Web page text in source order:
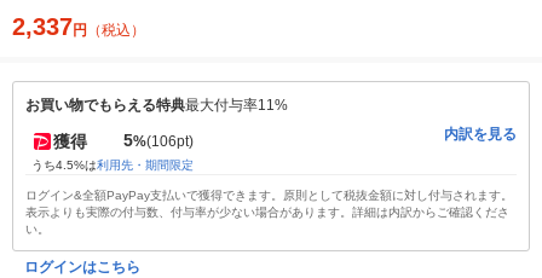
2,337円 （税込）
お買い物でもらえる特典最大付与率11%
獲得 5%(106pt)
うち4.5%は利用先・期間限定
内訳を見る
ログイン&全額PayPay支払いで獲得できます。原則として税抜金額に対し付与されます。
表示よりも実際の付与数、付与率が少ない場合があります。詳細は内訳からご確認くださ
い。
ログインはこちら